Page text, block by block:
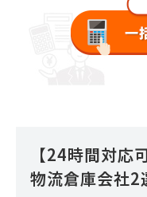
【24時間対応
物流倉庫会社2